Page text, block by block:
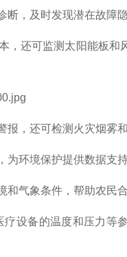
，及时发现潜在故障
，还可监测太阳能板和
，还可检测火灾烟雾
环境保护提供数据支持
气象条件，帮助农民
设备的温度和压力等